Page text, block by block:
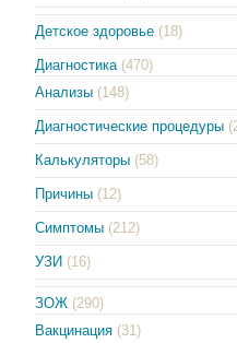
Детское здоровье (18)
Диагностика (470)
Анализы (148)
Диагностические процедуры
Калькуляторы (58)
Причины (12)
Симптомы (212)
УЗИ (16)
ЗОЖ (290)
Вакцинация (31)